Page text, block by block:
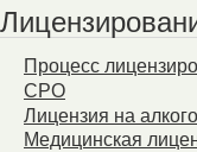
Процесс
СРО
Лицензия на
Медицинская